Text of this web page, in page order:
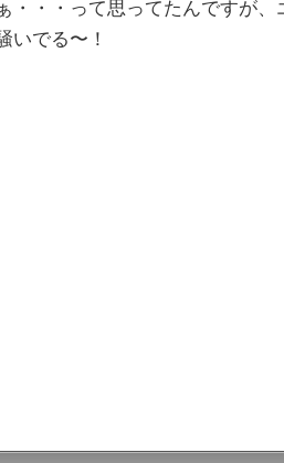
・・・って思ってたんですが
いでる〜！